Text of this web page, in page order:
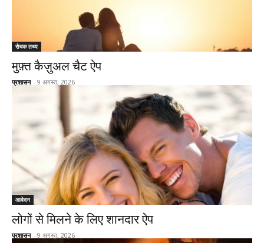
रोचक तथ्य
मुफ़्त कैज़ुअल चैट ऐप
प्रशासन - 9 अगस्त, 2026
आवेदन
लोगों से मिलने के लिए शानदार ऐप
प्रशासन - 9 अगस्त, 2026